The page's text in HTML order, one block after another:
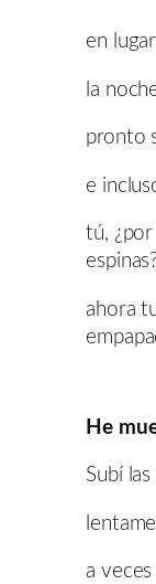
en
la
pronto
e
tú,
ahora
He
Subí
a